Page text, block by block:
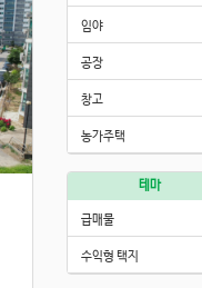
임야
공장
창고
농가주택
테마
급매물
수익형 택지